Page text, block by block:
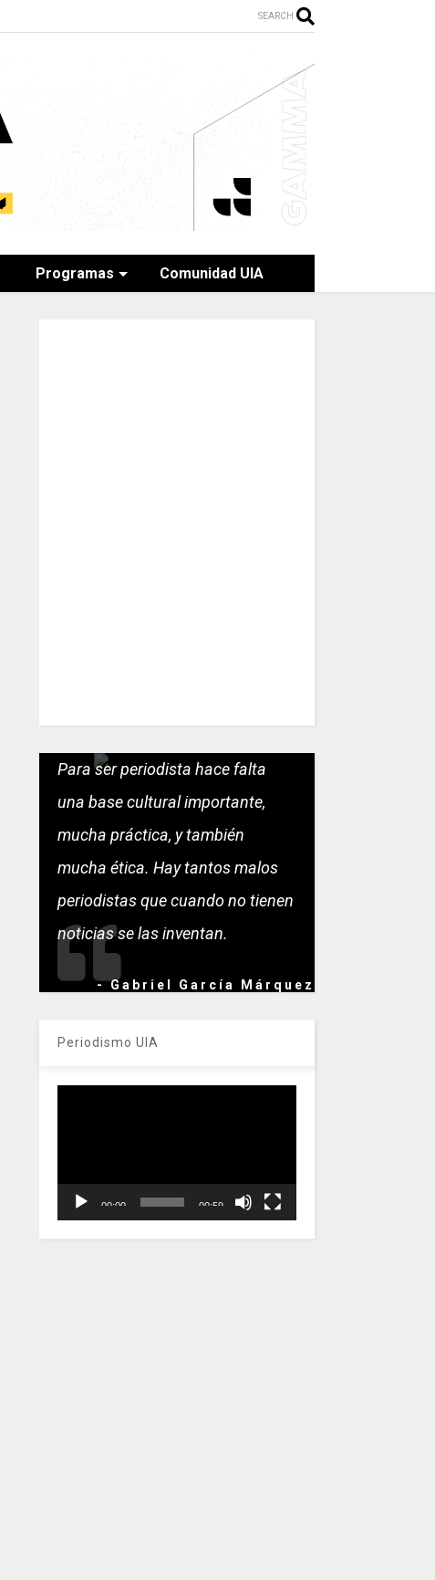
SEARCH
Programas Comunidad UIA
Para ser periodista hace falta
una base cultural importante,
mucha práctica, y también
mucha ética. Hay tantos malos
periodistas que cuando no tienen
noticias se las inventan.
- Gabriel García Márquez
Periodismo UIA
00:00 00:59